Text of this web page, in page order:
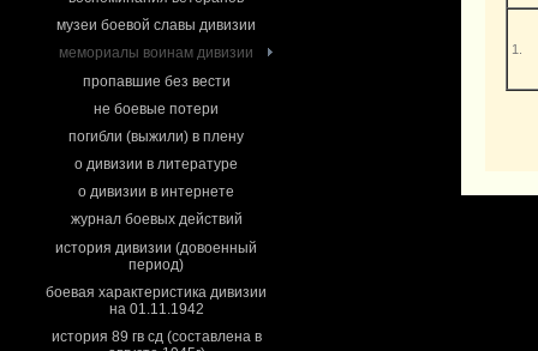
музеи боевой славы дивизии
мемориалы воинам дивизии
пропавшие без вести
не боевые потери
погибли (выжили) в плену
о дивизии в литературе
о дивизии в интернете
журнал боевых действий
история дивизии (довоенный
период)
боевая характеристика дивизии
на 01.11.1942
история 89 гв сд (составлена в
1.